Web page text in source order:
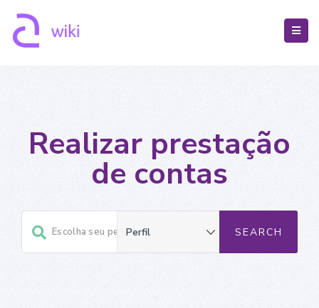
Realizar prestação
de contas